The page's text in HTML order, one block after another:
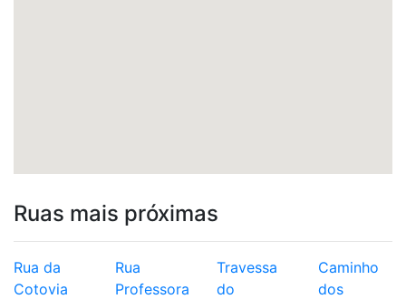
Ruas mais próximas
Rua da
Cotovia
Rua
Professora
Travessa
do
Caminho
dos